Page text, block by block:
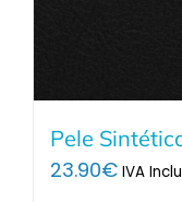
Pele
23.90€ IVA